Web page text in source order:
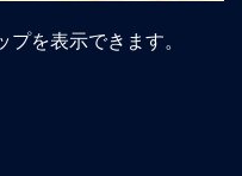
を表示できます。